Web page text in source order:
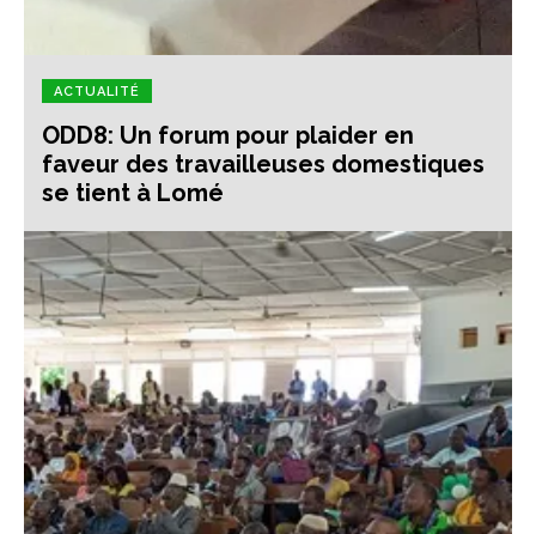
ACTUALITÉ
ODD8: Un forum pour plaider en
faveur des travailleuses domestiques
se tient à Lomé